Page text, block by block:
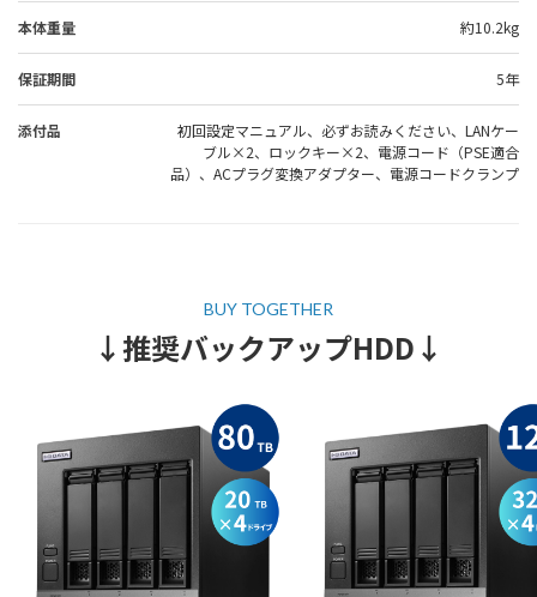
↓推奨バックアップHDD↓
本体重量 約10.2kg
保証期間 5年
添付品
初回設定マニュアル、必ずお読みください、LANケー
ブル×2、ロックキー×2、電源コード（PSE適合
品）、ACプラグ変換アダプター、電源コードクランプ